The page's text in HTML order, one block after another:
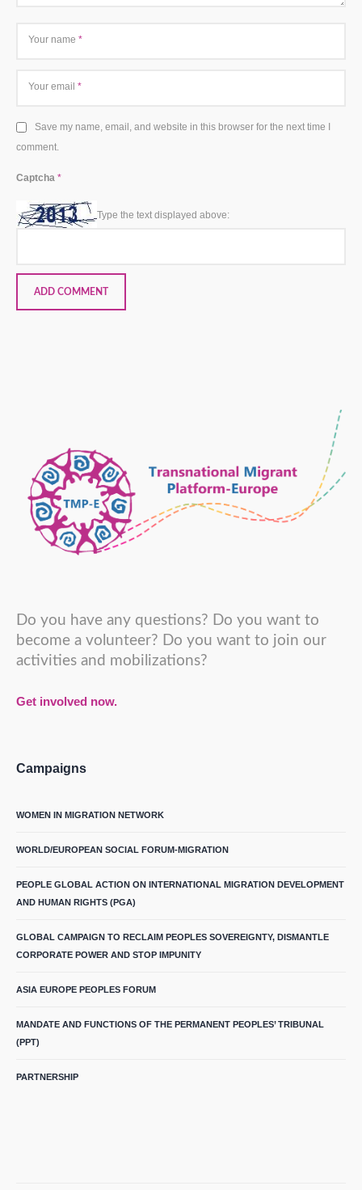
Your name *
Your email *
Save my name, email, and website in this browser for the next time I
comment.
Captcha *
Type the text displayed above:
Do you have any questions? Do you want to
become a volunteer? Do you want to join our
activities and mobilizations?
Get involved now.
Campaigns
WOMEN IN MIGRATION NETWORK
WORLD/EUROPEAN SOCIAL FORUM-MIGRATION
PEOPLE GLOBAL ACTION ON INTERNATIONAL MIGRATION DEVELOPMENT
AND HUMAN RIGHTS (PGA)
GLOBAL CAMPAIGN TO RECLAIM PEOPLES SOVEREIGNTY, DISMANTLE
CORPORATE POWER AND STOP IMPUNITY
ASIA EUROPE PEOPLES FORUM
MANDATE AND FUNCTIONS OF THE PERMANENT PEOPLES’ TRIBUNAL
(PPT)
PARTNERSHIP